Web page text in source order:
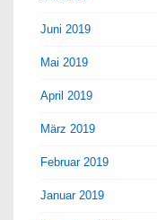
Juni 2019
Mai 2019
April 2019
März 2019
Februar 2019
Januar 2019